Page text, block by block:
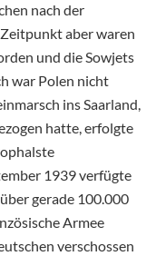
nach der
aber waren
und die Sowjets
war Polen nicht
ins Saarland,
hatte, erfolgte
1939 verfügte
gerade 100.000
Armee
verschossen